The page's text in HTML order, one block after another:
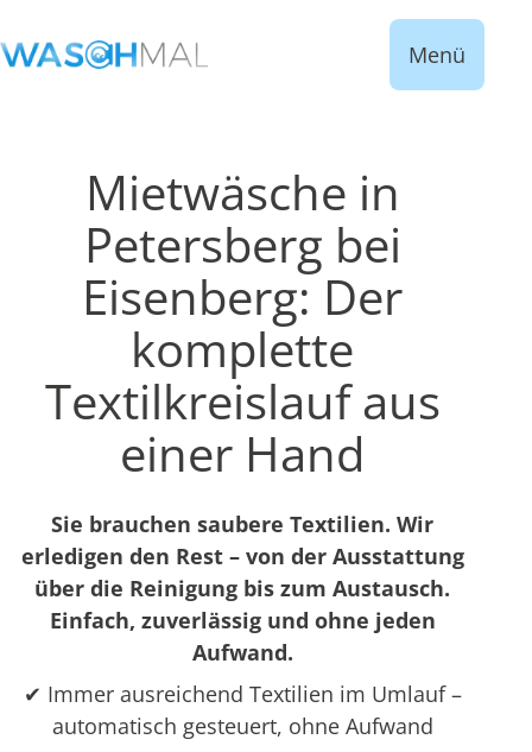
Menü
Mietwäsche in
Petersberg bei
Eisenberg: Der
komplette
Textilkreislauf aus
einer Hand
Sie brauchen saubere Textilien. Wir
erledigen den Rest – von der Ausstattung
über die Reinigung bis zum Austausch.
Einfach, zuverlässig und ohne jeden
Aufwand.
✔ Immer ausreichend Textilien im Umlauf –
automatisch gesteuert, ohne Aufwand